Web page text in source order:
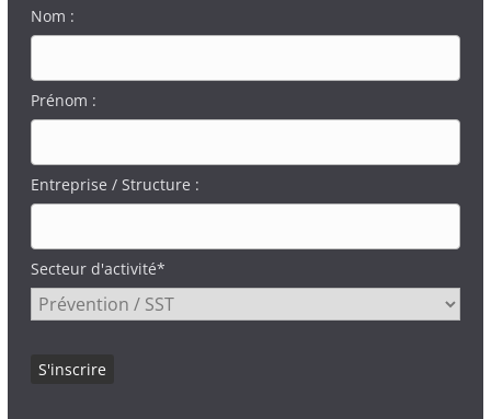
Nom :
Prénom :
Entreprise / Structure :
Secteur d'activité*